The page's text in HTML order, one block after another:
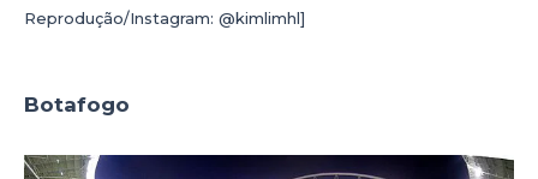
Reprodução/Instagram: @kimlimhl]
Botafogo